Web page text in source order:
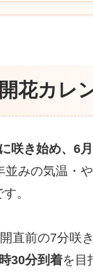
花カレ
咲き始め、6
みの気温・
。
直前の7分咲
30分到着を目